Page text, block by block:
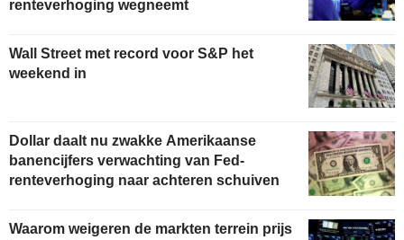
renteverhoging wegneemt
Wall Street met record voor S&P het
weekend in
Dollar daalt nu zwakke Amerikaanse
banencijfers verwachting van Fed-
renteverhoging naar achteren schuiven
Waarom weigeren de markten terrein prijs